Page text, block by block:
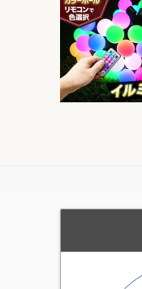
張しすぎない雰
った上品なガー